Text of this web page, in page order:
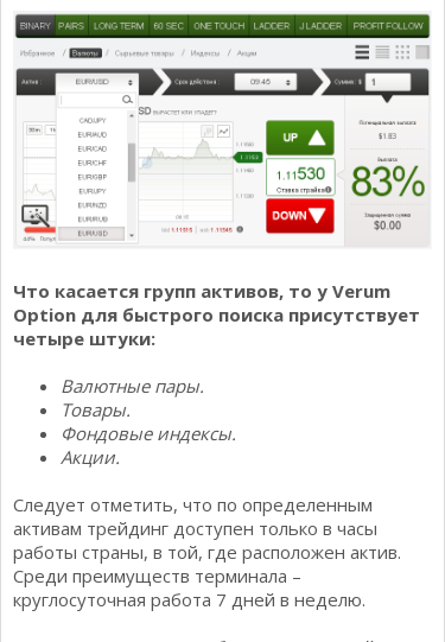
Что касается групп активов, то у Verum
Option для быстрого поиска присутствует
четыре штуки:
Валютные пары.
Товары.
Фондовые индексы.
Акции.
Следует отметить, что по определенным
активам трейдинг доступен только в часы
работы страны, в той, где расположен актив.
Среди преимуществ терминала –
круглосуточная работа 7 дней в неделю.